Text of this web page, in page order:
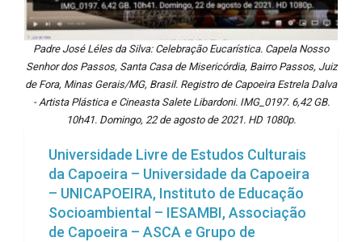
Padre José Léles da Silva: Celebração Eucarística. Capela Nosso
Senhor dos Passos, Santa Casa de Misericórdia, Bairro Passos, Juiz
de Fora, Minas Gerais/MG, Brasil. Registro de Capoeira Estrela Dalva
- Artista Plástica e Cineasta Salete Libardoni. IMG_0197. 6,42 GB.
10h41. Domingo, 22 de agosto de 2021. HD 1080p.
Universidade Livre de Estudos Culturais
da Capoeira – Universidade da Capoeira
– UNICAPOEIRA, Instituto de Educação
Socioambiental – IESAMBI, Associação
de Capoeira – ASCA e Grupo de